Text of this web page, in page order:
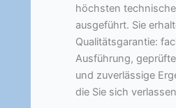
höchsten
ausgeführt. Sie
Qualitätsgarantie:
Ausführung,
und zuverlässige
die Sie sich